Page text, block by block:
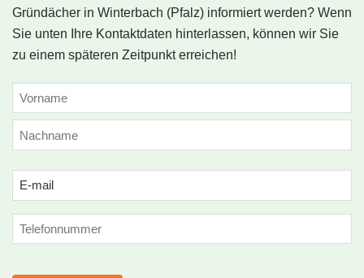
Gründächer in Winterbach (Pfalz) informiert werden? Wenn
Sie unten Ihre Kontaktdaten hinterlassen, können wir Sie
zu einem späteren Zeitpunkt erreichen!
NAME
(ERFORDERLICH)
Email
(erforderlich)
Phone